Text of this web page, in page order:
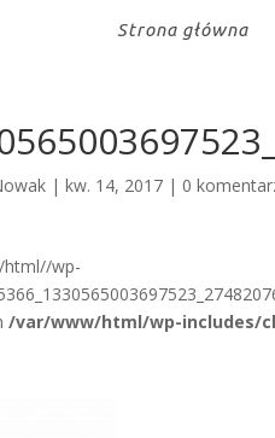
Strona główna
|kw. 14, 2017 | 0
html//wp-
/var/www/html/wp-includes/